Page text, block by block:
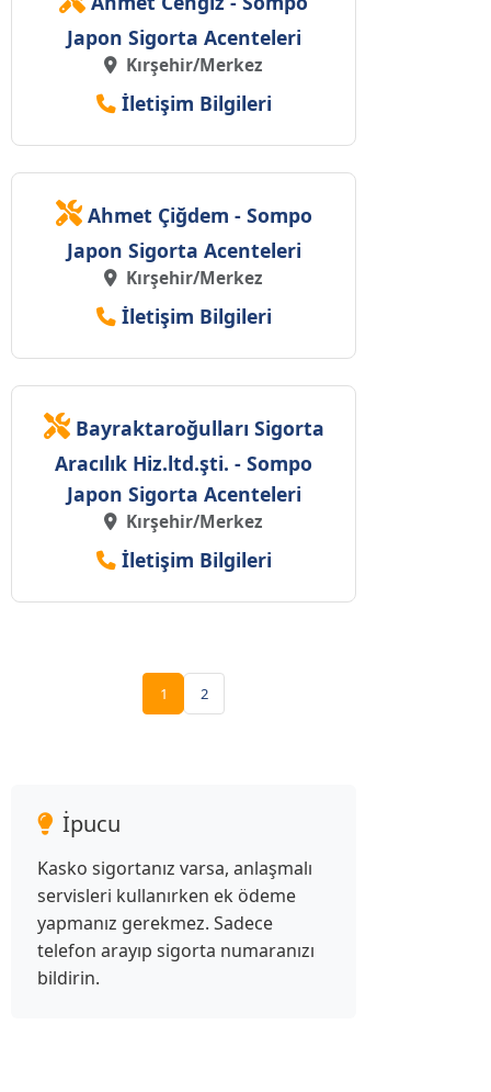
Japon Sigorta Acenteleri
Kırşehir/Merkez
İletişim Bilgileri
Ahmet Çiğdem - Sompo
Japon Sigorta Acenteleri
Kırşehir/Merkez
İletişim Bilgileri
Bayraktaroğulları Sigorta
Aracılık Hiz.ltd.şti. - Sompo
Japon Sigorta Acenteleri
Kırşehir/Merkez
İletişim Bilgileri
1 2
İpucu
Kasko sigortanız varsa, anlaşmalı
servisleri kullanırken ek ödeme
yapmanız gerekmez. Sadece
telefon arayıp sigorta numaranızı
bildirin.